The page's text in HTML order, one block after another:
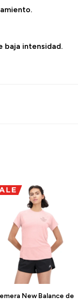
baja intensidad.
New Balance de